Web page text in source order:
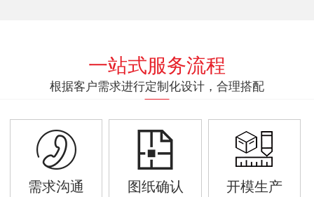
一站式服务流程
根据客户需求进行定制化设计，合理搭配
需求沟通 图纸确认 开模生产